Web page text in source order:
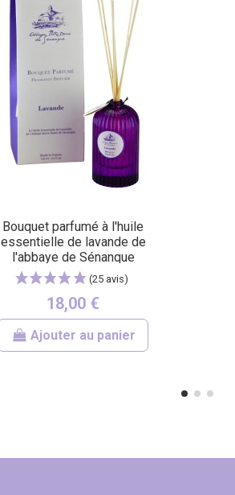
Bouquet parfumé à l'huile
essentielle de lavande de
l'abbaye de Sénanque
18,00 €
Ajouter au panier